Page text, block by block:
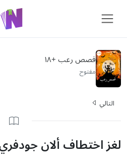
قصص رعب +١٨
مفتوح
التالي
لغز اختطاف ألان